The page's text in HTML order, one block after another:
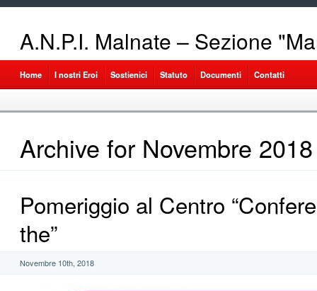
A.N.P.I. Malnate – Sezione
Home I nostri Eroi Sostienici Statuto Documenti Contatti
Archive for Novembre 2018
Pomeriggio al Centro
the”
Novembre 10th, 2018